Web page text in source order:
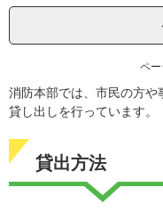
ペ
消防本部では、市民の方
貸し出しを行っています。
貸出方法